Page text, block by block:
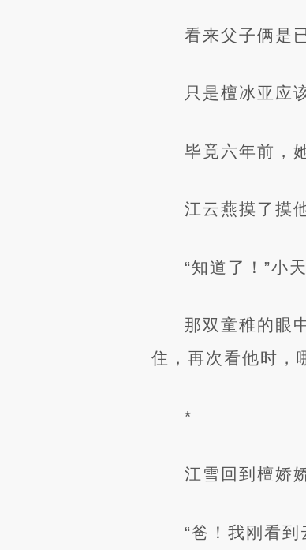
看来父子俩是
只是檀冰亚应
毕竟六年前，
江云燕摸了摸
“知道了！”小
那双童稚的眼
住，再次看他时，
*
江雪回到檀娇
“爸！我刚看